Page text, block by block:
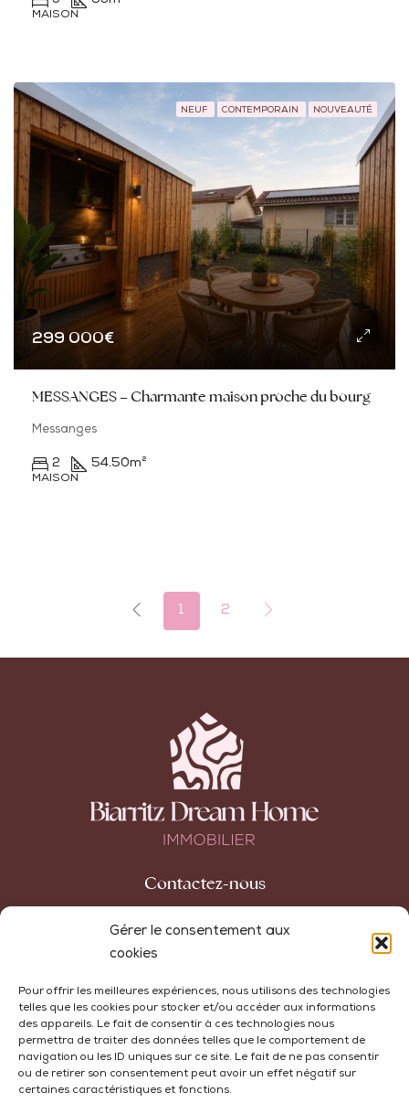
Gérer le consentement aux
cookies
Pour offrir les meilleures expériences, nous utilisons des technologies
telles que les cookies pour stocker et/ou accéder aux informations
des appareils. Le fait de consentir à ces technologies nous
permettra de traiter des données telles que le comportement de
navigation ou les ID uniques sur ce site. Le fait de ne pas consentir
ou de retirer son consentement peut avoir un effet négatif sur
certaines caractéristiques et fonctions.
MAISON
NEUF CONTEMPORAIN NOUVEAUTÉ
299 000€
MESSANGES – Charmante maison proche du bourg
Messanges
2 54.50m²
MAISON
1 2
Contactez-nous
42 avenue Carnot
agence@biarritzdreamhome.com